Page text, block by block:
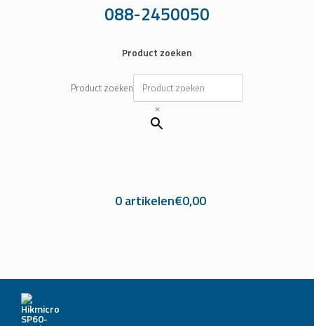
088-2450050
Product zoeken
Product zoeken
×
0 artikelen€0,00